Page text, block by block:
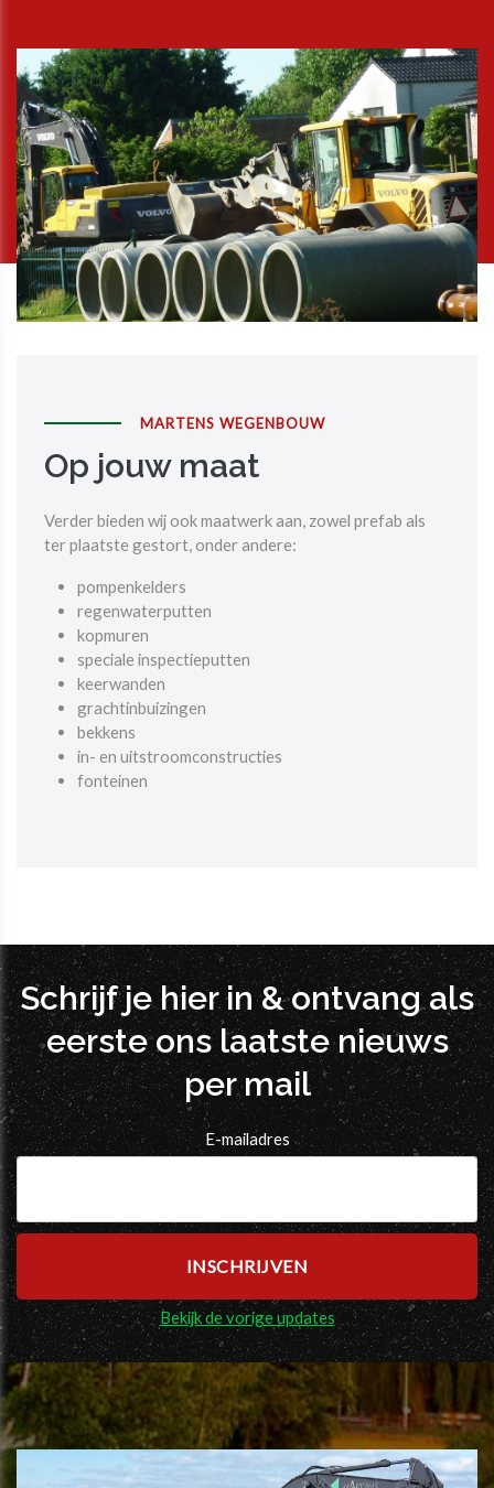
MARTENS WEGENBOUW
Op jouw maat
Verder bieden wij ook maatwerk aan, zowel prefab als
ter plaatste gestort, onder andere:
pompenkelders
regenwaterputten
kopmuren
speciale inspectieputten
keerwanden
grachtinbuizingen
bekkens
in- en uitstroomconstructies
fonteinen
Schrijf je hier in & ontvang als
eerste ons laatste nieuws
per mail
E-mailadres
Bekijk de vorige updates